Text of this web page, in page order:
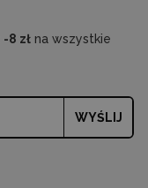
-8 zł na wszystkie
WYŚLIJ